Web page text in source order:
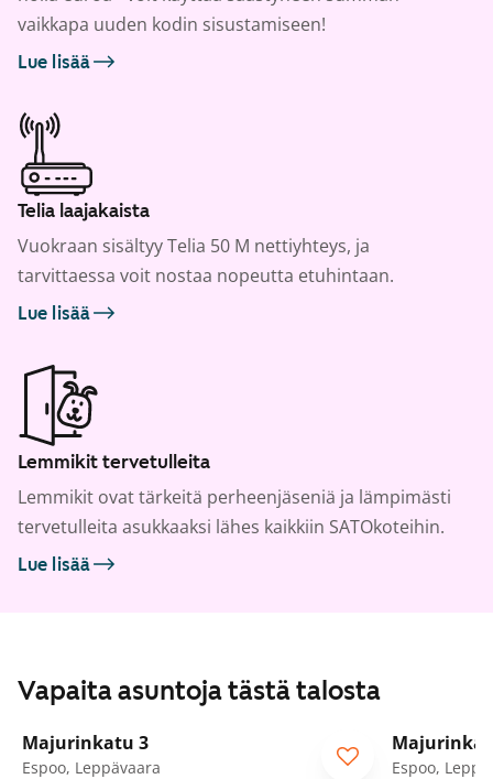
vaikkapa uuden kodin sisustamiseen!
Lue lisää
Telia laajakaista
Vuokraan sisältyy Telia 50 M nettiyhteys, ja
tarvittaessa voit nostaa nopeutta etuhintaan.
Lue lisää
Lemmikit tervetulleita
Lemmikit ovat tärkeitä perheenjäseniä ja lämpimästi
tervetulleita asukkaaksi lähes kaikkiin SATOkoteihin.
Lue lisää
Vapaita asuntoja tästä talosta
/25
Majurinkatu 3
Espoo, Leppävaara
Espoo,